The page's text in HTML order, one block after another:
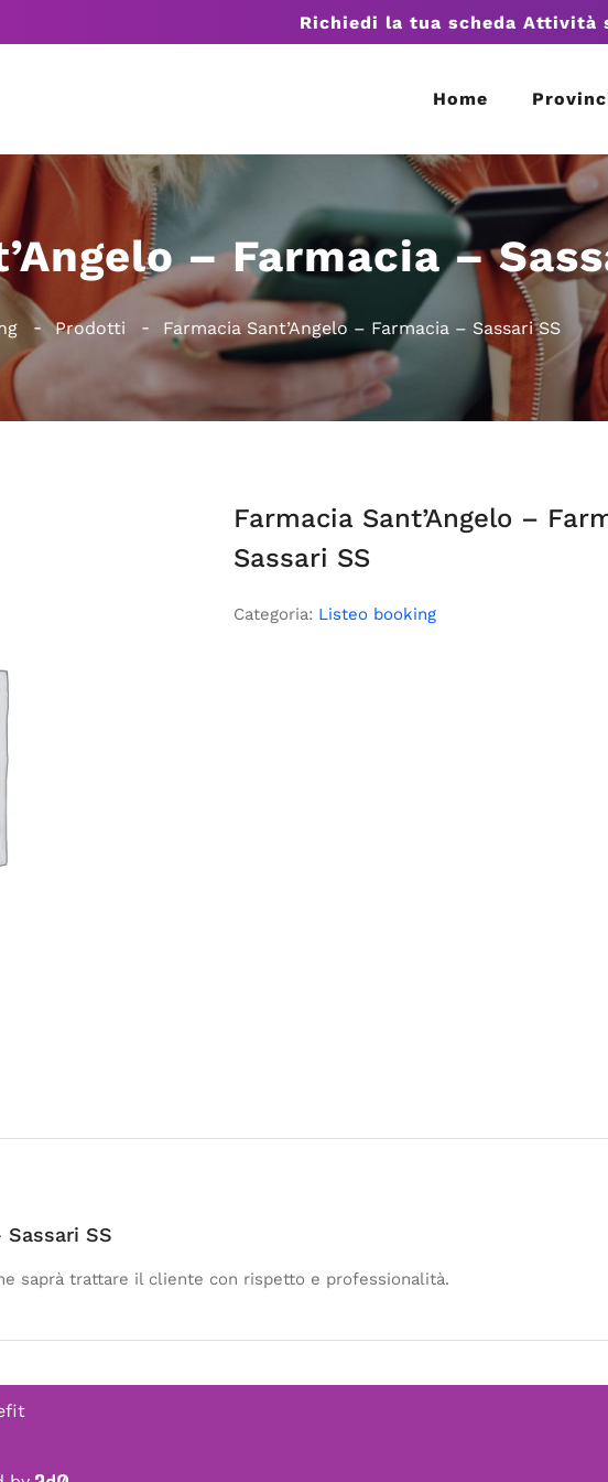
Richiedi la tua scheda Attività
Home
– Farmacia –
Prodotti Farmacia Sant’Angelo – Farmacia – Sassari SS
Farmacia Sant’Angelo –
Sassari SS
Categoria: Listeo booking
Sassari SS
saprà trattare il cliente con rispetto e professionalità.